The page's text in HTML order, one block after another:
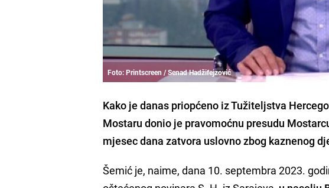
Foto: Printscreen / Senad Hadžifejzović
Kako je danas priopćeno iz Tužiteljstva
Mostaru donio je pravomoćnu presudu
mjesec dana zatvora uslovno zbog kaznenog
Šemić je, naime, dana 10. septembra 2023.